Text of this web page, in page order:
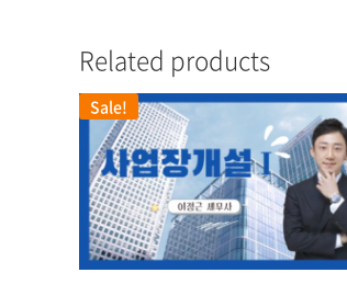
Related products
Sale!